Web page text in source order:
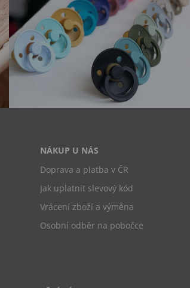
NÁKUP U NÁS
Doprava a platba v ČR
Jak uplatnit slevový kód
Vrácení zboží a výměna
Osobní odběr na pobočce